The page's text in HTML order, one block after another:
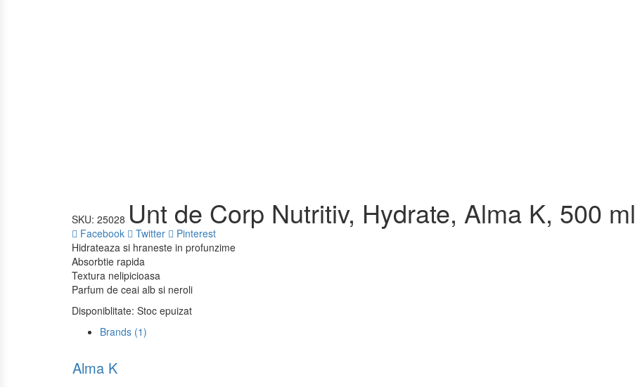
SKU: 25028 Unt de Corp Nutritiv, Hydrate, Alma K, 500 ml
Facebook Twitter
Pinterest
Hidrateaza si hraneste in profunzime
Absorbtie rapida
Textura nelipicioasa
Parfum de ceai alb si neroli
Disponiblitate: Stoc epuizat
Brands (1)
Alma K